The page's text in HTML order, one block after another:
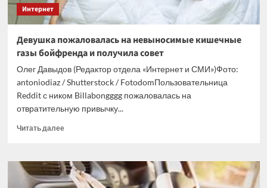
Интернет
Девушка пожаловалась на невыносимые кишечные
газы бойфренда и получила совет
Олег Давыдов (Редактор отдела «Интернет и СМИ»)Фото:
antoniodiaz / Shutterstock / FotodomПользовательница
Reddit с ником Billabongggg пожаловалась на
отвратительную привычку...
Читать далееПрочитать
Девушка
пожаловалась
на